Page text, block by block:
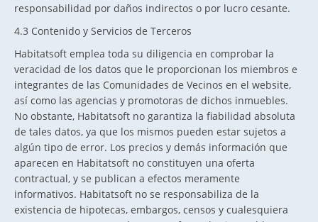
responsabilidad por daños indirectos o por lucro cesante.
4.3 Contenido y Servicios de Terceros
Habitatsoft emplea toda su diligencia en comprobar la
veracidad de los datos que le proporcionan los miembros e
integrantes de las Comunidades de Vecinos en el website,
así como las agencias y promotoras de dichos inmuebles.
No obstante, Habitatsoft no garantiza la fiabilidad absoluta
de tales datos, ya que los mismos pueden estar sujetos a
algún tipo de error. Los precios y demás información que
aparecen en Habitatsoft no constituyen una oferta
contractual, y se publican a efectos meramente
informativos. Habitatsoft no se responsabiliza de la
existencia de hipotecas, embargos, censos y cualesquiera